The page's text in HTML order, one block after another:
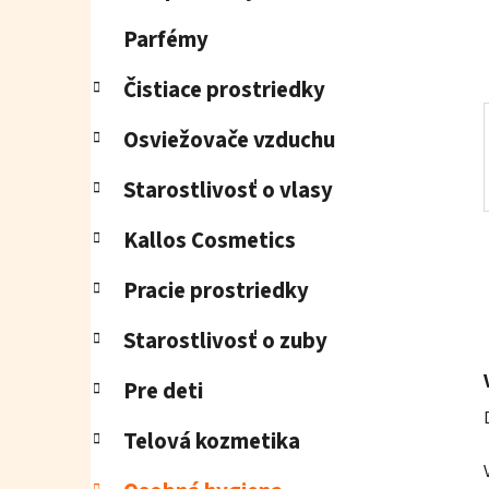
Parfémy
Čistiace prostriedky
Osviežovače vzduchu
Starostlivosť o vlasy
Kallos Cosmetics
Pracie prostriedky
Starostlivosť o zuby
Pre deti
Telová kozmetika